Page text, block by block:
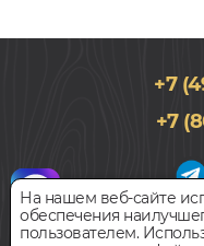
0,5, Под
Цена за 1 м²
БЫСТРЫЙ ЗАКАЗ
+7
+7
Пн-
На нашем веб-сайте
обеспечения
пользователем.